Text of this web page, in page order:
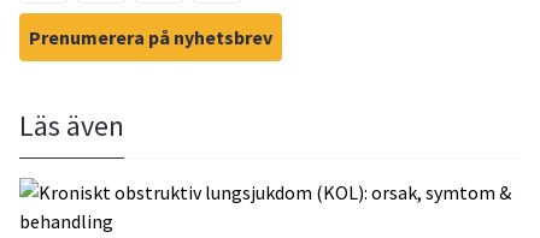
Prenumerera på nyhetsbrev
Läs även